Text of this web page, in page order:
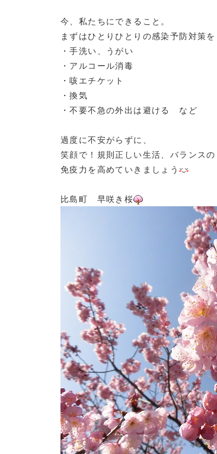
今、私たちにできること。
まずはひとりひとりの感染予防対策
・手洗い、うがい
・アルコール消毒
・咳エチケット
・換気
・不要不急の外出は避ける など
過度に不安がらずに、
笑顔で！規則正しい生活、バランス
免疫力を高めていきましょう
比島町 早咲き桜